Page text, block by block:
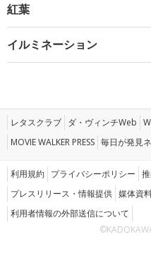
紅葉
イルミネーション
レタスクラブ ダ・ヴィンチWeb
MOVIE WALKER PRESS 毎日が発見
利用規約 プライバシーポリシー
プレスリリース・情報提供 媒体資
利用者情報の外部送信について